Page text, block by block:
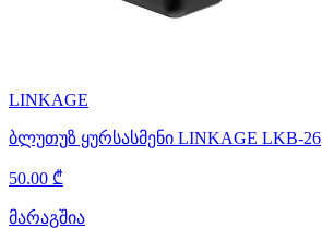
LINKAGE
ბლუთუზ ყურსასმენი LINKAGE LKB-26
50.00 ₾
მარაგშია